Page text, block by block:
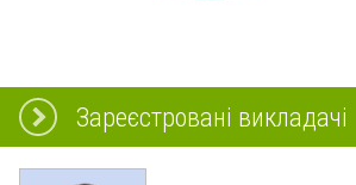
Зареєстровані викладачі